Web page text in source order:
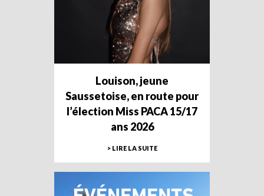
Louison, jeune
Saussetoise, en route pour
l’élection Miss PACA 15/17
ans 2026
> LIRE LA SUITE